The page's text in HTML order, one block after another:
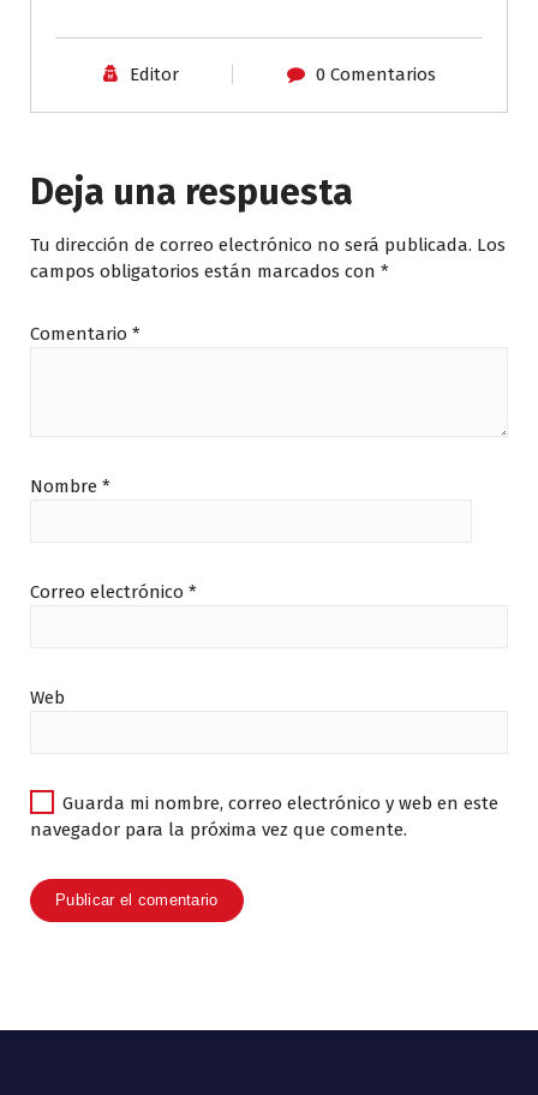
Editor 0 Comentarios
Deja una respuesta
Tu dirección de correo electrónico no será publicada. Los
campos obligatorios están marcados con *
Comentario *
Nombre *
Correo electrónico *
Web
Guarda mi nombre, correo electrónico y web en este
navegador para la próxima vez que comente.